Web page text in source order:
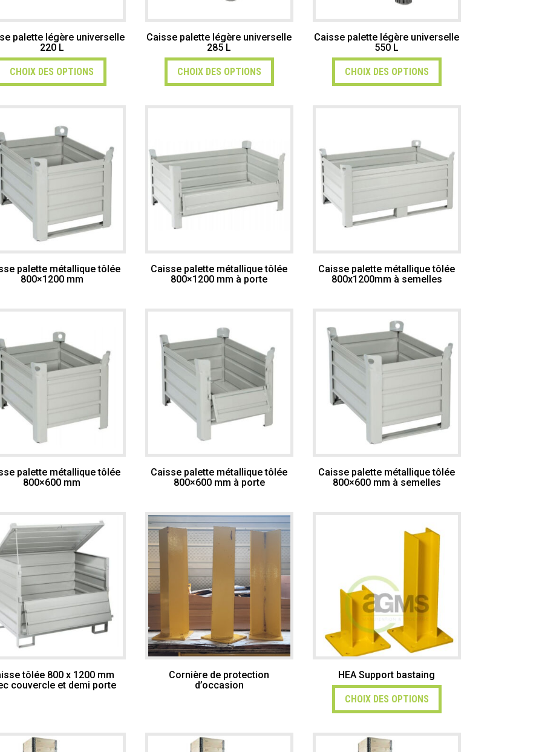
palette légère universelle
220 L
CHOIX DES OPTIONS
Caisse palette légère universelle
285 L
CHOIX DES OPTIONS
Caisse palette légère universelle
550 L
CHOIX DES OPTIONS
palette métallique tôlée
800×1200 mm
Caisse palette métallique tôlée
800×1200 mm à porte
Caisse palette métallique tôlée
800x1200mm à semelles
palette métallique tôlée
800×600 mm
Caisse palette métallique tôlée
800×600 mm à porte
Caisse palette métallique tôlée
800×600 mm à semelles
tôlée 800 x 1200 mm
couvercle et demi porte
Cornière de protection
d’occasion
HEA Support bastaing
CHOIX DES OPTIONS